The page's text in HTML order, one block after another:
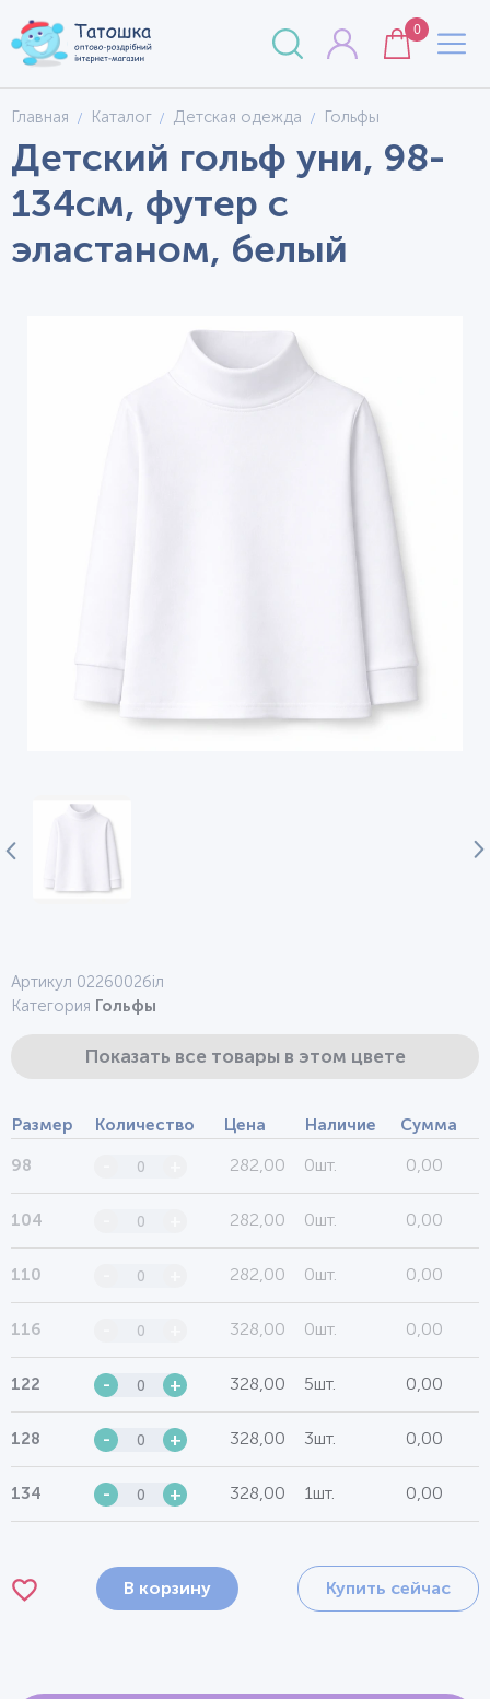
0
Главная Каталог Детская одежда Гольфы
Детский гольф уни, 98-
134см, футер с
эластаном, белый
Артикул 0226002біл
Категория Гольфы
Показать все товары в этом цвете
Размер Количество Цена Наличие Сумма
98 282,00 0шт. 0,00
104 282,00 0шт. 0,00
110 282,00 0шт. 0,00
116 328,00 0шт. 0,00
122 - + 328,00 5шт. 0,00
128 - + 328,00 3шт. 0,00
134 - + 328,00 1шт. 0,00
В корзину Купить сейчас